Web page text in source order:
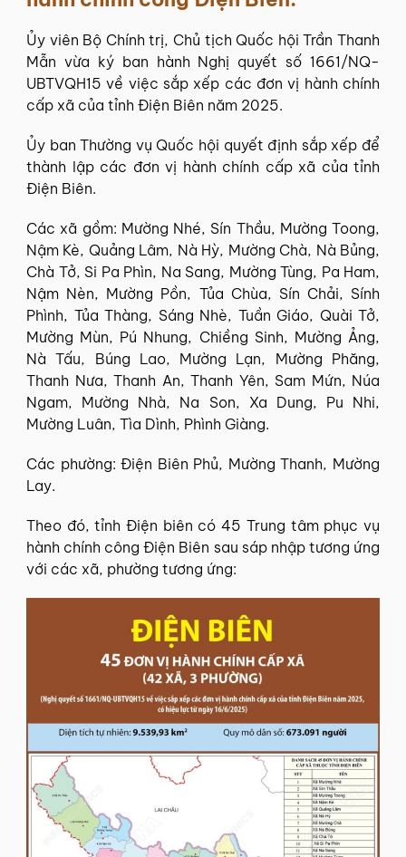
Ủy viên Bộ Chính trị, Chủ tịch Quốc hội Trần Thanh
Mẫn vừa ký ban hành Nghị quyết số 1661/NQ-
UBTVQH15 về việc sắp xếp các đơn vị hành chính
cấp xã của tỉnh Điện Biên năm 2025.
Ủy ban Thường vụ Quốc hội quyết định sắp xếp để
thành lập các đơn vị hành chính cấp xã của tỉnh
Điện Biên.
Các xã gồm: Mường Nhé, Sín Thầu, Mường Toong,
Nậm Kè, Quảng Lâm, Nà Hỳ, Mường Chà, Nà Bủng,
Chà Tở, Si Pa Phìn, Na Sang, Mường Tùng, Pa Ham,
Nậm Nèn, Mường Pồn, Tủa Chùa, Sín Chải, Sính
Phình, Tủa Thàng, Sáng Nhè, Tuần Giáo, Quài Tở,
Mường Mùn, Pú Nhung, Chiềng Sinh, Mường Ảng,
Nà Tấu, Búng Lao, Mường Lạn, Mường Phăng,
Thanh Nưa, Thanh An, Thanh Yên, Sam Mứn, Núa
Ngam, Mường Nhà, Na Son, Xa Dung, Pu Nhi,
Mường Luân, Tìa Dình, Phình Giàng.
Các phường: Điện Biên Phủ, Mường Thanh, Mường
Lay.
Theo đó, tỉnh Điện biên có 45 Trung tâm phục vụ
hành chính công Điện Biên sau sáp nhập tương ứng
với các xã, phường tương ứng: